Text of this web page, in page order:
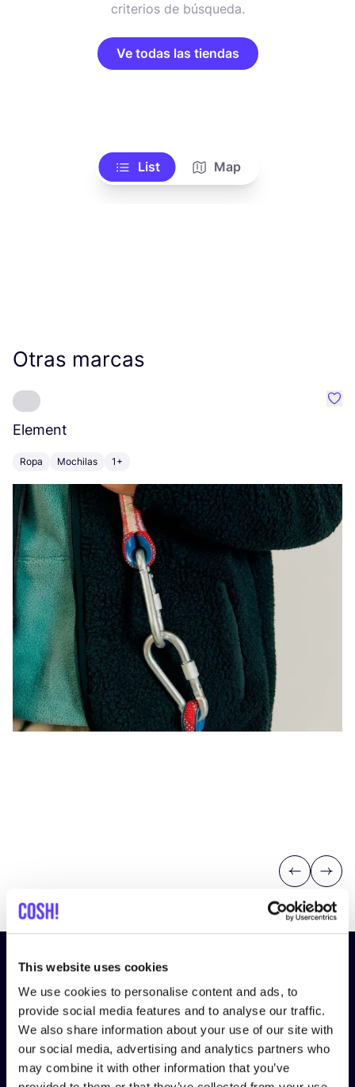
This website uses cookies
We use cookies to personalise content and ads, to
provide social media features and to analyse our traffic.
We also share information about your use of our site with
our social media, advertising and analytics partners who
may combine it with other information that you’ve
criterios de búsqueda.
Ve todas las tiendas
List Map
Otras marcas
Element
Ropa Mochilas 1+
Previous
Next
¡Suscríbete a nuestro boletín
y mantente informado!
Nombre*